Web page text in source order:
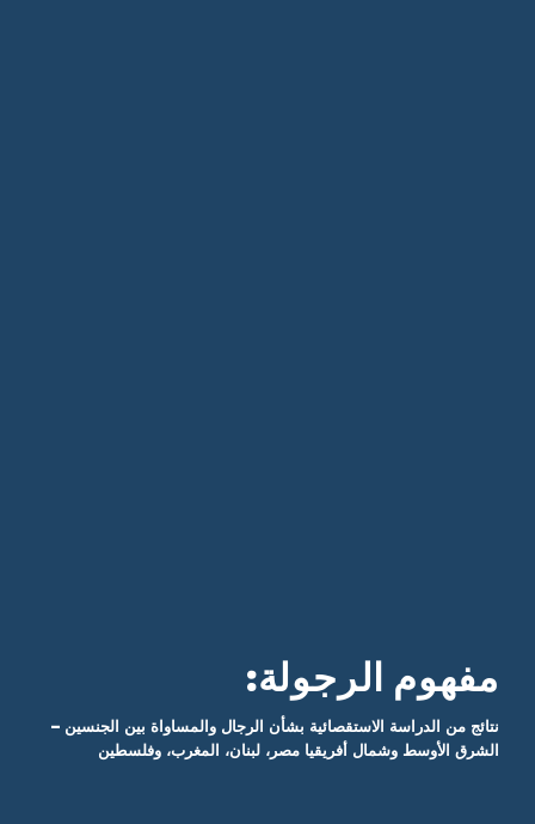
مفهوم الرجولة:
نتائج من الدراسة الاستقصائية بشأن الرجال والمساواة بين الجنسين –
الشرق الأوسط وشمال أفريقيا مصر، لبنان، المغرب، وفلسطين